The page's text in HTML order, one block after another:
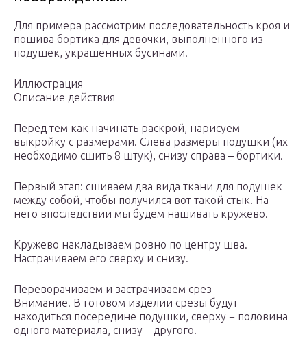
Для примера рассмотрим последовательность кроя и
пошива бортика для девочки, выполненного из
подушек, украшенных бусинами.
Иллюстрация
Описание действия
Перед тем как начинать раскрой, нарисуем
выкройку с размерами. Слева размеры подушки (их
необходимо сшить 8 штук), снизу справа – бортики.
Первый этап: сшиваем два вида ткани для подушек
между собой, чтобы получился вот такой стык. На
него впоследствии мы будем нашивать кружево.
Кружево накладываем ровно по центру шва.
Настрачиваем его сверху и снизу.
Переворачиваем и застрачиваем срез
Внимание! В готовом изделии срезы будут
находиться посередине подушки, сверху − половина
одного материала, снизу – другого!